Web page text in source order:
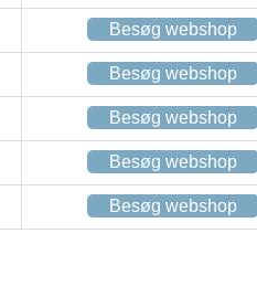
Besøg webshop
Besøg webshop
Besøg webshop
Besøg webshop
Besøg webshop